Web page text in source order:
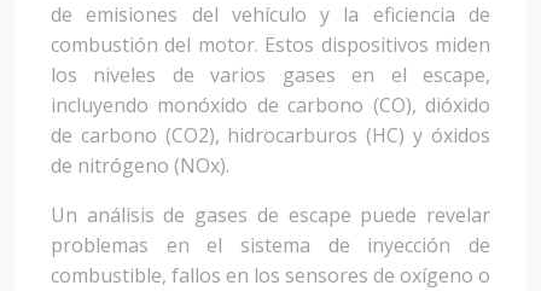
de emisiones del vehículo y la eficiencia de
combustión del motor. Estos dispositivos miden
los niveles de varios gases en el escape,
incluyendo monóxido de carbono (CO), dióxido
de carbono (CO2), hidrocarburos (HC) y óxidos
de nitrógeno (NOx).
Un análisis de gases de escape puede revelar
problemas en el sistema de inyección de
combustible, fallos en los sensores de oxígeno o